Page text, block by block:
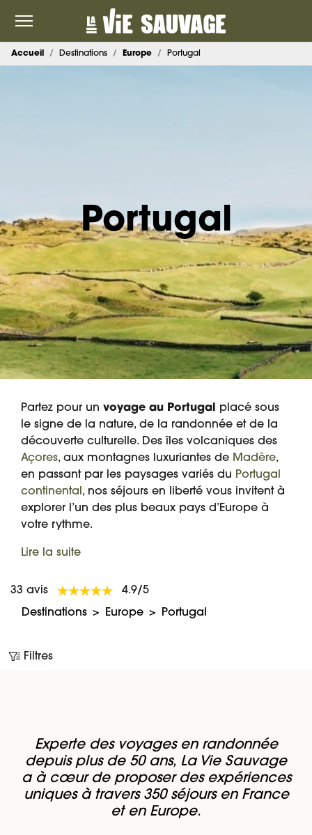
Accueil Destinations Europe Portugal
Portugal
Partez pour un voyage au Portugal
placé sous
le signe de la nature, de la randonnée et de la
découverte culturelle. Des îles volcaniques des
Açores, aux montagnes luxuriantes de Madère,
en passant par les paysages variés du Portugal
continental , nos séjours en liberté vous invitent à
explorer l’un des plus beaux pays d’Europe à
votre rythme.
Lire la suite
33 avis
4.9/5
Destinations
Europe Portugal
Filtres
Experte des voyages en randonnée
depuis plus de 50 ans, La Vie Sauvage
a à cœur de proposer des expériences
uniques à travers 350 séjours en France
et en Europe.